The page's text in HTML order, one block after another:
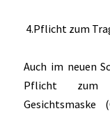
4.Pflicht zum
Auch im neuen
Pflicht zum